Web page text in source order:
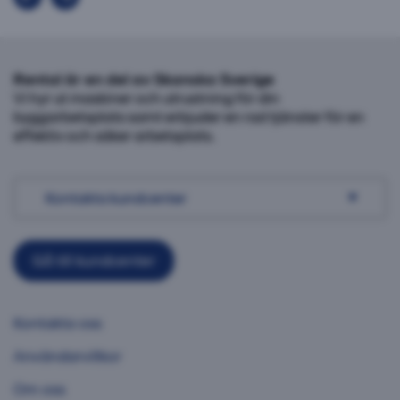
Rental är en del av Skanska Sverige
Vi hyr ut maskiner och utrustning för din
byggarbetsplats samt erbjuder en rad tjänster för en
effektiv och säker arbetsplats.
Kontakta kundcenter
Gå till kundcenter
Kontakta oss
Användarvillkor
Om oss